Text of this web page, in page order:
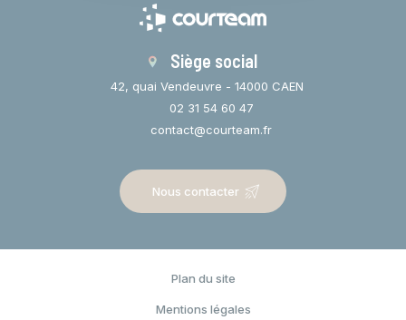
Espace privé
Siège social
42, quai Vendeuvre - 14000 CAEN
02 31 54 60 47
contact@courteam.fr
Nous contacter
Plan du site
Mentions légales